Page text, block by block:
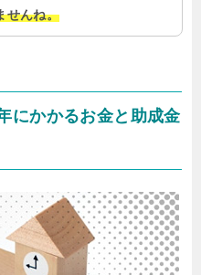
せんね。
にかかるお金と助成金